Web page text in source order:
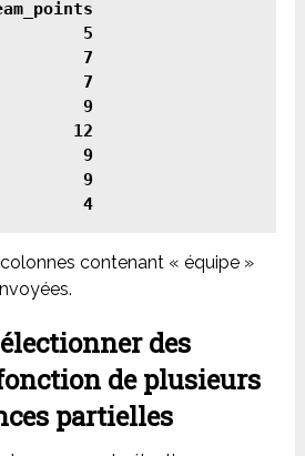
5
7
7
9
12
9
9
contenant « équipe »
des
de plusieurs
partielles